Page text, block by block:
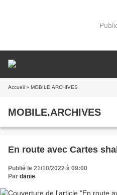
Accueil » MOBILE.ARCHIVES
MOBILE.ARCHIVES
En route avec Cartes
Publié le 21/10/2022 à 09:00
Par danie